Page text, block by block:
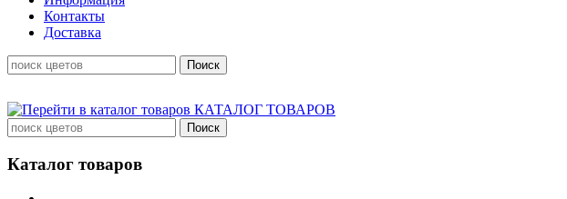
Контакты
Доставка
КАТАЛОГ ТОВАРОВ
Каталог товаров